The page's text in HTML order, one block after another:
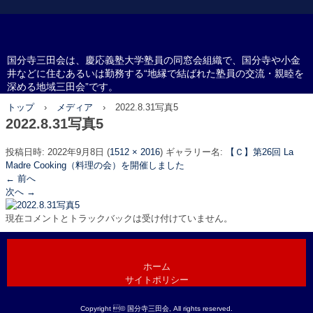
国分寺三田会
国分寺三田会は、慶応義塾大学塾員の同窓会組織で、国分寺や小金
井などに住むあるいは勤務する“地縁で結ばれた塾員の交流・親睦を
深める地域三田会”です。
トップ › メディア › 2022.8.31写真5
2022.8.31写真5
投稿日時: 2022年9月8日 (1512 × 2016) ギャラリー名:
【Ｃ】第26回 La
Madre Cooking（料理の会）を開催しました
← 前へ
次へ →
現在コメントとトラックバックは受け付けていません。
ホーム
サイトポリシー
Copyright © 国分寺三田会, All rights reserved.